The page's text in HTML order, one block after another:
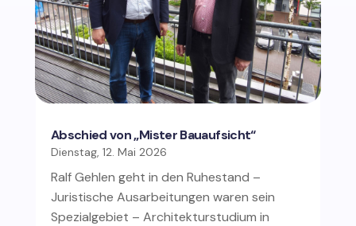
Abschied von „Mister Bauaufsicht“
Dienstag, 12. Mai 2026
Ralf Gehlen geht in den Ruhestand –
Juristische Ausarbeitungen waren sein
Spezialgebiet – Architekturstudium in